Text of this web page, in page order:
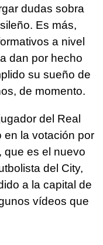
dudas sobra
Es más,
a nivel
dan por hecho
su sueño de
de momento.
del Real
en la votación por
que es el nuevo
del City,
a la capital de
vídeos que